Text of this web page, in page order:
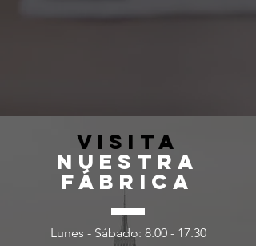
VISITA
NUESTRA
FÁBRICA
Lunes - Sábado: 8.00 - 17.30